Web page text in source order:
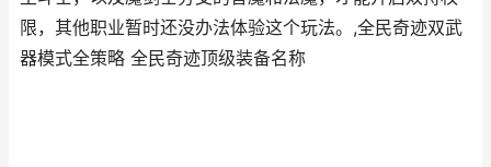
限，其他职业暂时还没办法体验这个玩法。,全民奇迹双武
器模式全策略 全民奇迹顶级装备名称